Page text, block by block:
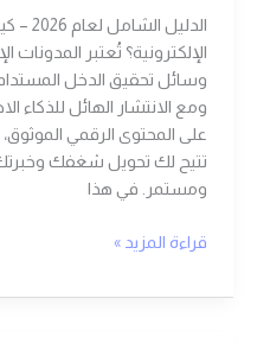
الدليل
الإلكترونية؟ تُعتبر
ومع الانتشار الهائل للذكاء
على المحتوى الرقمي
تتيح لك تحويل شغفك
ومستمر. في هذا
قراءة المزيد »